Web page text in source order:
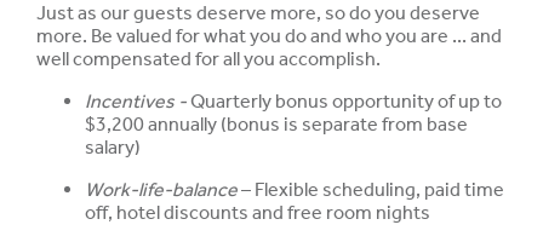
Just as our guests deserve more, so do you deserve
more. Be valued for what you do and who you are ... and
well compensated for all you accomplish.
Incentives -Quarterly bonus opportunity of up to
$3,200 annually (bonus is separate from base
salary)
Work-life-balance– Flexible scheduling, paid time
off, hotel discounts and free room nights